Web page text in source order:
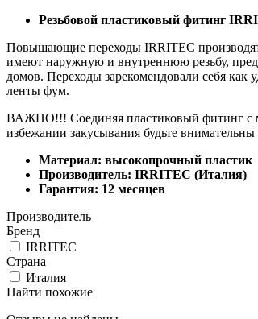
Резьбовой пластиковый фитинг
Повышающие переходы IRRITEC
имеют наружную и внутреннюю резьбу,
домов. Переходы зарекомендовали себя как
ленты фум.
ВАЖНО!!! Соединяя пластиковый фитинг с
избежании закусывания будьте
Материал: высокопрочный пластик
Производитель: IRRITEC (Италия)
Гарантия: 12 месяцев
Производитель
Бренд
IRRITEC
Страна
Италия
Найти похожие